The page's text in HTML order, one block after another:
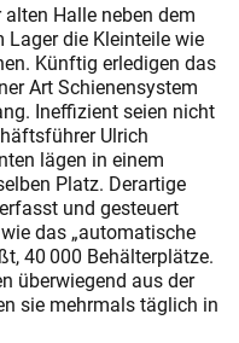
Halle neben dem
Lager die Kleinteile wie
Künftig erledigen das
Art Schienensystem
Ineffizient seien nicht
Ulrich
lägen in einem
Platz. Derartige
und gesteuert
das „automatische
40 000 Behälterplätze.
überwiegend aus der
sie mehrmals täglich in